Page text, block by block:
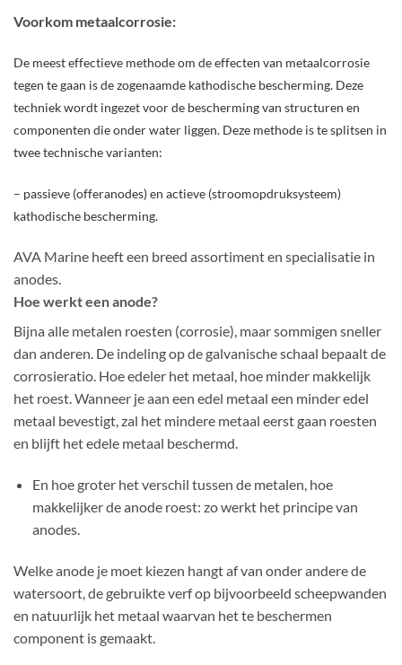
Voorkom metaalcorrosie:
De meest effectieve methode om de effecten van metaalcorrosie
tegen te gaan is de zogenaamde kathodische bescherming. Deze
techniek wordt ingezet voor de bescherming van structuren en
componenten die onder water liggen. Deze methode is te splitsen in
twee technische varianten:
– passieve (offeranodes) en actieve (stroomopdruksysteem)
kathodische bescherming.
AVA Marine heeft een breed assortiment en specialisatie in
anodes.
Hoe werkt een anode?
Bijna alle metalen roesten (corrosie), maar sommigen sneller
dan anderen. De indeling op de galvanische schaal bepaalt de
corrosieratio. Hoe edeler het metaal, hoe minder makkelijk
het roest. Wanneer je aan een edel metaal een minder edel
metaal bevestigt, zal het mindere metaal eerst gaan roesten
en blijft het edele metaal beschermd.
En hoe groter het verschil tussen de metalen, hoe
makkelijker de anode roest: zo werkt het principe van
anodes.
Welke anode je moet kiezen hangt af van onder andere de
watersoort, de gebruikte verf op bijvoorbeeld scheepwanden
en natuurlijk het metaal waarvan het te beschermen
component is gemaakt.